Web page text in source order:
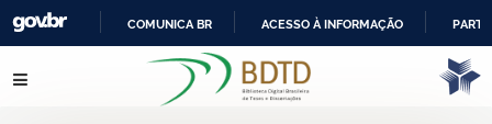
IR
PARA
COMUNICA BR ACESSO À INFORMAÇÃO
Pular para o conteúdo